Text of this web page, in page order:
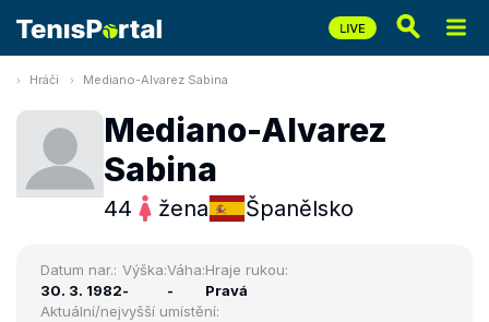
Hráči Mediano-Alvarez Sabina
Mediano-Alvarez
Sabina
44 žena Španělsko
Datum nar.:
30. 3. 1982
Výška:
-
Váha:
-
Hraje rukou:
Pravá
Aktuální/nejvyšší umístění: